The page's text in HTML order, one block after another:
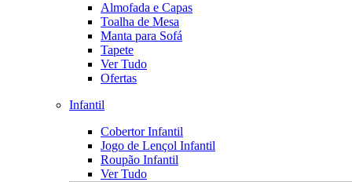
Almofada e Capas
Toalha de Mesa
Manta para Sofá
Tapete
Ver Tudo
Ofertas
Infantil
Cobertor Infantil
Jogo de Lençol Infantil
Roupão Infantil
Ver Tudo